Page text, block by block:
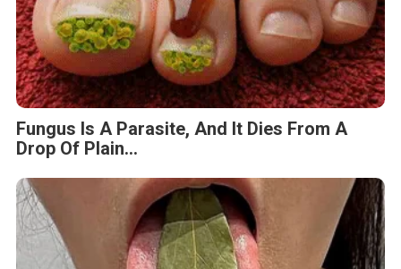
Fungus Is A Parasite, And It Dies From A
Drop Of Plain...